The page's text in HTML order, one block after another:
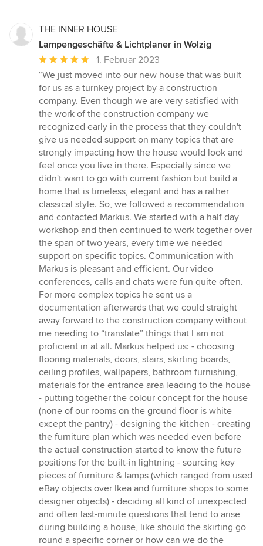
THE INNER HOUSE
Lampengeschäfte & Lichtplaner in Wolzig
Durchschnittliche
Bewertung:
5
von
5
Sternen
1. Februar 2023
“We just moved into our new house that was built
for us as a turnkey project by a construction
company. Even though we are very satisfied with
the work of the construction company we
recognized early in the process that they couldn't
give us needed support on many topics that are
strongly impacting how the house would look and
feel once you live in there. Especially since we
didn't want to go with current fashion but build a
home that is timeless, elegant and has a rather
classical style. So, we followed a recommendation
and contacted Markus. We started with a half day
workshop and then continued to work together over
the span of two years, every time we needed
support on specific topics. Communication with
Markus is pleasant and efficient. Our video
conferences, calls and chats were fun quite often.
For more complex topics he sent us a
documentation afterwards that we could straight
away forward to the construction company without
me needing to “translate” things that I am not
proficient in at all. Markus helped us: - choosing
flooring materials, doors, stairs, skirting boards,
ceiling profiles, wallpapers, bathroom furnishing,
materials for the entrance area leading to the house
- putting together the colour concept for the house
(none of our rooms on the ground floor is white
except the pantry) - designing the kitchen - creating
the furniture plan which was needed even before
the actual construction started to know the future
positions for the built-in lightning - sourcing key
pieces of furniture & lamps (which ranged from used
eBay objects over Ikea and furniture shops to some
designer objects) - deciding all kind of unexpected
and often last-minute questions that tend to arise
during building a house, like should the skirting go
round a specific corner or how can we do the